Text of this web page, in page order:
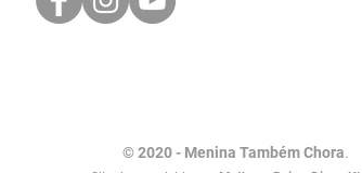
© 2020 - Menina Também Chora.